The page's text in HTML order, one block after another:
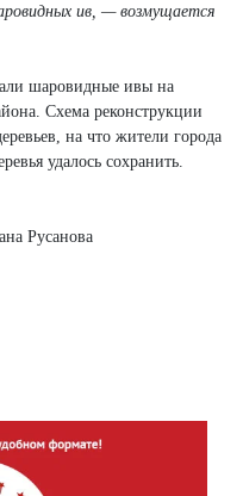
ив, — возмущается
шаровидные ивы на
Схема реконструкции
на что жители города
удалось сохранить.
Русанова